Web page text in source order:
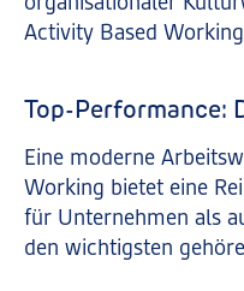
Activity Based
Top-Performance:
Eine moderne
Working bietet eine
für Unternehmen als
den wichtigsten